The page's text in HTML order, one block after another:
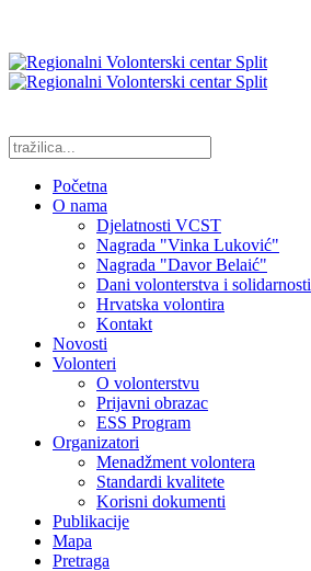
Početna
O nama
Djelatnosti VCST
Nagrada "Vinka Luković"
Nagrada "Davor Belaić"
Dani volonterstva i solidarnosti
Hrvatska volontira
Kontakt
Novosti
Volonteri
O volonterstvu
Prijavni obrazac
ESS Program
Organizatori
Menadžment volontera
Standardi kvalitete
Korisni dokumenti
Publikacije
Mapa
Pretraga